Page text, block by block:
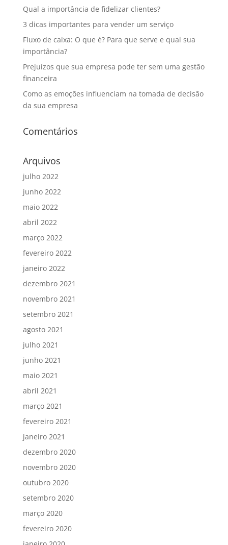
Qual a importância de fidelizar clientes?
3 dicas importantes para vender um serviço
Fluxo de caixa: O que é? Para que serve e qual sua
importância?
Prejuízos que sua empresa pode ter sem uma gestão
financeira
Como as emoções influenciam na tomada de decisão
da sua empresa
Comentários
Arquivos
julho 2022
junho 2022
maio 2022
abril 2022
março 2022
fevereiro 2022
janeiro 2022
dezembro 2021
novembro 2021
setembro 2021
agosto 2021
julho 2021
junho 2021
maio 2021
abril 2021
março 2021
fevereiro 2021
janeiro 2021
dezembro 2020
novembro 2020
outubro 2020
setembro 2020
março 2020
fevereiro 2020